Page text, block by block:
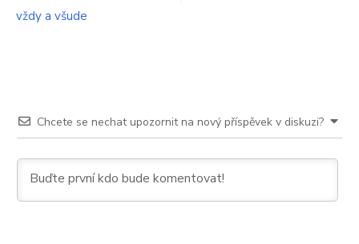
vždy a všude
Chcete se nechat upozornit na nový příspěvek v diskuzi?